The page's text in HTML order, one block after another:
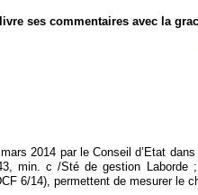
ses commentaires avec la
2014 par le Conseil d’Etat
min. c /Sté de gestion Laborde
6/14), permettent de mesurer le